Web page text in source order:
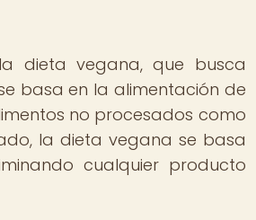
dieta vegana, que busca
basa en la alimentación de
no procesados como
la dieta vegana se basa
cualquier producto